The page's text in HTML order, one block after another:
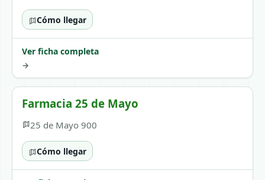
Cómo llegar
Ver ficha completa
→
Farmacia 25 de Mayo
25 de Mayo 900
Cómo llegar